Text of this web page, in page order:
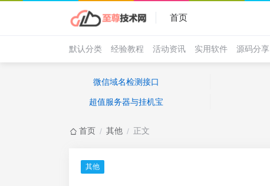
首页
默认分类 经验教程 活动资讯 实用软件 源码分享
微信域名检测接口
超值服务器与挂机宝
首页 / 其他 / 正文
其他